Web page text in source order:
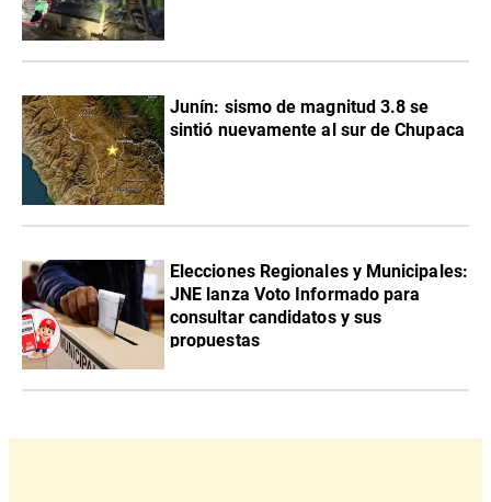
Junín: sismo de magnitud 3.8 se
sintió nuevamente al sur de Chupaca
Elecciones Regionales y Municipales:
JNE lanza Voto Informado para
consultar candidatos y sus
propuestas